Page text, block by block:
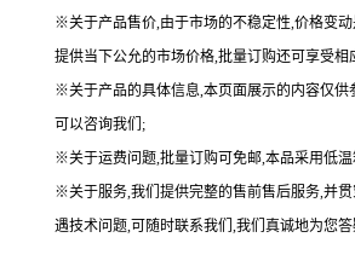
※关于产品售价,由于市场的不稳定性,价格变
提供当下公允的市场价格,批量订购还可享受相
※关于产品的具体信息,本页面展示的内容仅供
可以咨询我们;
※关于运费问题,批量订购可免邮,本品采用低
※关于服务,我们提供完整的售前售后服务,并
遇技术问题,可随时联系我们,我们真诚地为您答